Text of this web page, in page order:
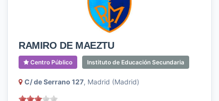
RAMIRO DE MAEZTU
Centro Público Instituto de Educación Secundaria
C/ de Serrano 127, Madrid (Madrid)